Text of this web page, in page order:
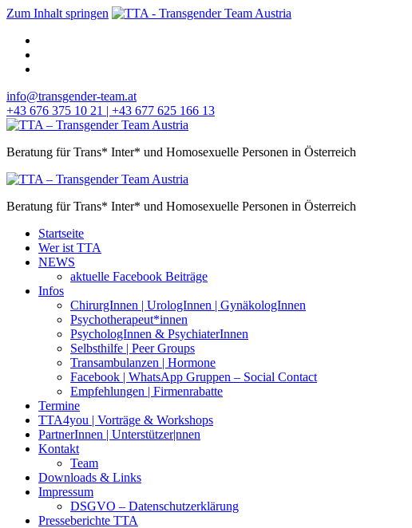
Zum Inhalt springen
info@transgender-team.at
+43 676 375 10 21 | +43 677 625 166 13
Beratung für Trans* Inter* und Homosexuelle Personen in Österreich
Beratung für Trans* Inter* und Homosexuelle Personen in Österreich
Startseite
Wer ist TTA
NEWS
aktuelle Facebook Beiträge
Infos
ChirurgInnen | UrologInnen | GynäkologInnen
Psychotherapeut*innen
PsychologInnen & PsychiaterInnen
Selbsthilfe | Peer Groups
Transambulanzen | Hormone
Facebook | WhatsApp Gruppen – Social Contact
Empfehlungen | Firmenrabatte
Termine
TTA4you | Vorträge & Workshops
PartnerInnen | Unterstützer|nnen
Kontakt
Team
Downloads & Links
Impressum
DSGVO – Datenschutzerklärung
Presseberichte TTA